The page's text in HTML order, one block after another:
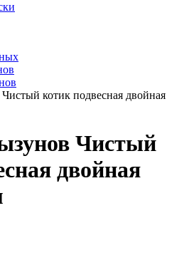
котик подвесная двойная
Чистый
двойная